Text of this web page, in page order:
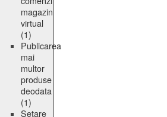
magazin
virtual
(1)
Publicarea
mai
multor
produse
deodata
(1)
Setare